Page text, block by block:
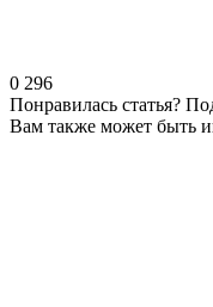
0 296
Понравилась статья?
Вам также может быть